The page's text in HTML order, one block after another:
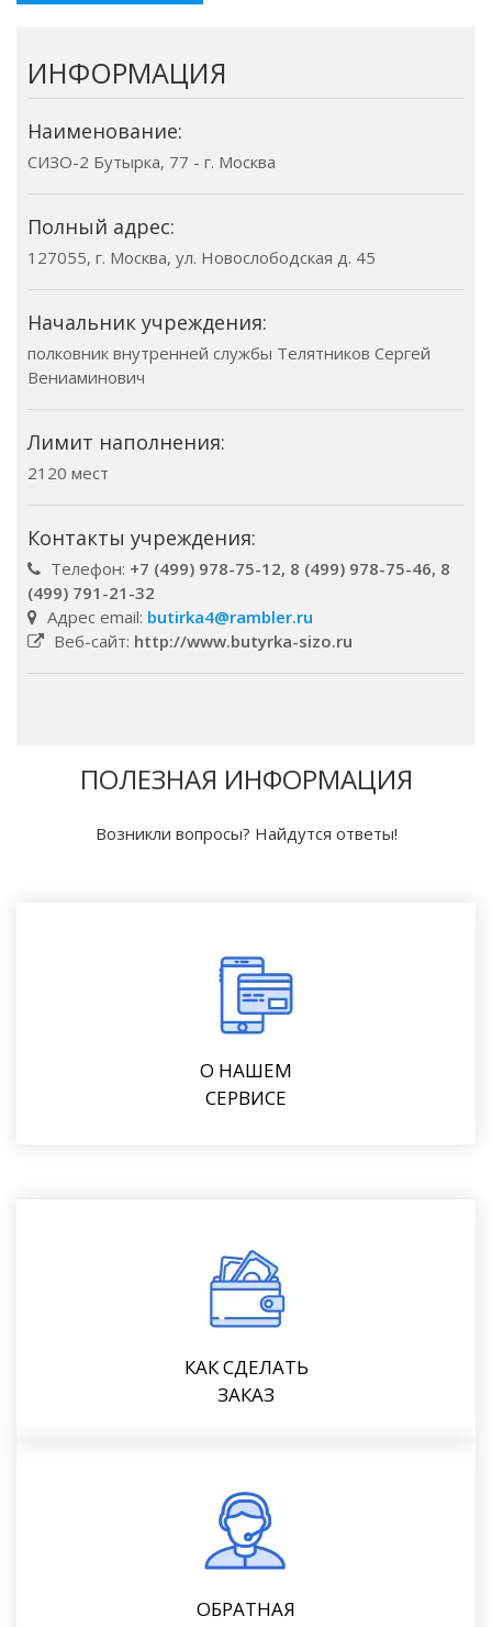
ИНФОРМАЦИЯ
Наименование:
СИЗО-2 Бутырка, 77 - г. Москва
Полный адрес:
127055, г. Москва, ул. Новослободская д. 45
Начальник учреждения:
полковник внутренней службы Телятников Сергей
Вениаминович
Лимит наполнения:
2120 мест
Контакты учреждения:
Телефон: +7 (499) 978-75-12, 8 (499) 978-75-46, 8
(499) 791-21-32
Адрес email: butirka4@rambler.ru
Веб-сайт: http://www.butyrka-sizo.ru
ПОЛЕЗНАЯ ИНФОРМАЦИЯ
Возникли вопросы? Найдутся ответы!
О НАШЕМ
СЕРВИСЕ
КАК СДЕЛАТЬ
ЗАКАЗ
ОБРАТНАЯ